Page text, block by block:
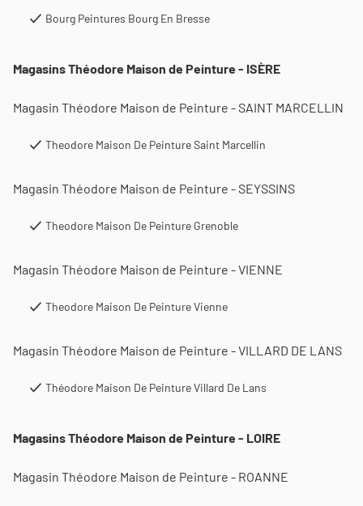
Bourg Peintures Bourg En Bresse
Magasins Théodore Maison de Peinture - ISÈRE
Magasin Théodore Maison de Peinture - SAINT MARCELLIN
Theodore Maison De Peinture Saint Marcellin
Magasin Théodore Maison de Peinture - SEYSSINS
Theodore Maison De Peinture Grenoble
Magasin Théodore Maison de Peinture - VIENNE
Theodore Maison De Peinture Vienne
Magasin Théodore Maison de Peinture - VILLARD DE LANS
Théodore Maison De Peinture Villard De Lans
Magasins Théodore Maison de Peinture - LOIRE
Magasin Théodore Maison de Peinture - ROANNE